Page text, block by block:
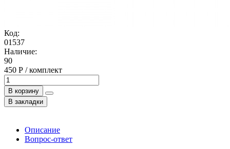
Код:
01537
Наличие:
90
450 Р / комплект
В корзину
В закладки
Описание
Вопрос-ответ